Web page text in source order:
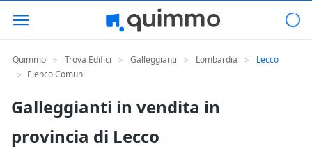
Quimmo > Trova Edifici > Galleggianti > Lombardia >
Lecco
> Elenco Comuni
Galleggianti in vendita in
provincia di Lecco